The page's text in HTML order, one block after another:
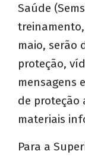
Saúde
maio, serão
proteção,
mensagens
de proteção
materiais
Para a